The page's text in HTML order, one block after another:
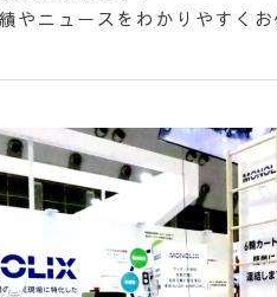
やニュースをわかりやすくお